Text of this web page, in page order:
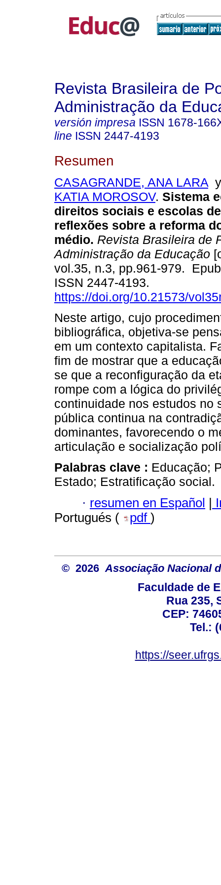
Revista Brasileira de
Administração da
versión impresa ISSN 1678-
line ISSN 2447-4193
Resumen
CASAGRANDE, ANA LARA
KATIA MOROSOV. Sistema
direitos sociais e escolas
reflexões sobre a reforma
médio. Revista Brasileira de
Administração da Educação
vol.35, n.3, pp.961-979.
ISSN 2447-4193.
https://doi.org/10.21573/
Neste artigo, cujo
bibliográfica, objetiva-se
em um contexto capitalista.
fim de mostrar que a
se que a reconfiguração da
rompe com a lógica do
continuidade nos estudos no
pública continua na
dominantes, favorecendo o
articulação e socialização
Palabras clave : Educação;
Estado; Estratificação social.
· resumen en Español |
Portugués (
pdf )
© 2026 Associação Nacional
Faculdade de
Rua 235,
CEP:
Tel.:
https://